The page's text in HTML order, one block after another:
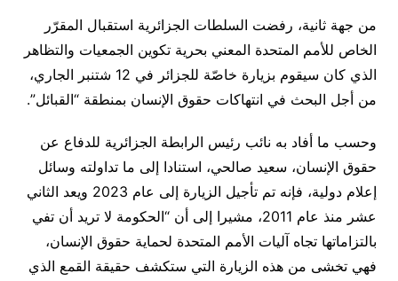
من جهة ثانية، رفضت السلطات الجزائرية استقبال المقرّر
الخاص للأمم المتحدة المعني بحرية تكوين الجمعيات والتظاهر
الذي كان سيقوم بزيارة خاصّة للجزائر في 12 شتنبر الجاري،
من أجل البحث في انتهاكات حقوق الإنسان بمنطقة “القبائل”.
وحسب ما أفاد به نائب رئيس الرابطة الجزائرية للدفاع عن
حقوق الإنسان، سعيد صالحي، استنادا إلى ما تداولته وسائل
إعلام دولية، فإنه تم تأجيل الزيارة إلى عام 2023 ويعد الثاني
عشر منذ عام 2011، مشيرا إلى أن “الحكومة لا تريد أن تفي
بالتزاماتها تجاه آليات الأمم المتحدة لحماية حقوق الإنسان،
فهي تخشى من هذه الزيارة التي ستكشف حقيقة القمع الذي